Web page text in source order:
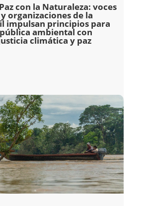
con la Naturaleza: voces
organizaciones de la
impulsan principios para
ambiental con
climática y paz